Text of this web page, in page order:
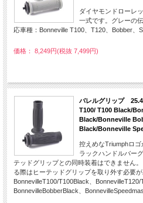
ダイヤモンドローレ
一式です。グレーの
応車種：Bonneville T100、T120、Bobber、
価格： 8,249円(税抜 7,499円)
バレルグリップ
T100/ T100 Black/
Black/Bonneville
Black/Bonneville
控えめなTriumphロ
ラックハンドルバー
テッドグリップとの同時装着はできません
る際はヒーテッドグリップを取り外す必要
BonnevilleT100/T100Black、BonnevilleT120/
BonnevilleBobberBlack、